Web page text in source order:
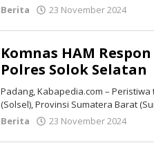
Berita
23 November 2024
Komnas HAM
Polres Solok Selatan
Padang, Kabapedia.com –
(Solsel), Provinsi Sumatera Barat
Berita
23 November 2024